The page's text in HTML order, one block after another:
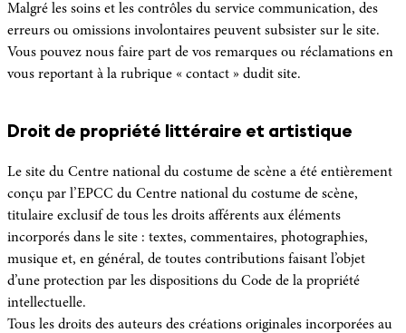
Malgré les soins et les contrôles du service communication, des
erreurs ou omissions involontaires peuvent subsister sur le site.
Vous pouvez nous faire part de vos remarques ou réclamations en
vous reportant à la rubrique « contact » dudit site.
Droit de propriété littéraire et artistique
Le site du Centre national du costume de scène a été entièrement
conçu par l’EPCC du Centre national du costume de scène,
titulaire exclusif de tous les droits afférents aux éléments
incorporés dans le site : textes, commentaires, photographies,
musique et, en général, de toutes contributions faisant l’objet
d’une protection par les dispositions du Code de la propriété
intellectuelle.
Tous les droits des auteurs des créations originales incorporées au